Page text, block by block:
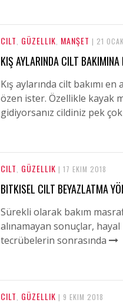
CILT GÜZELLIK MANŞET | 21
KIŞ AYLARINDA CILT BAKIMINA
Kış aylarında cilt bakımı
özen ister. Özellikle kayak
gidiyorsanız cildiniz pek çok
CILT GÜZELLIK | 17 EKIM 2018
BITKISEL CILT BEYAZLATMA
Sürekli olarak bakım
alınamayan sonuçlar, hayal
tecrübelerin sonrasında
CILT GÜZELLIK | 9 EKIM 2018